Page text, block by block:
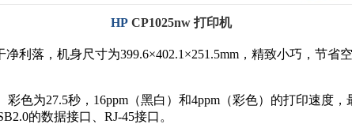
HP CP1025nw打印机
利落，机身尺寸为399.6×402.1×251.5mm，精致小巧，节省
色为27.5秒，16ppm（黑白）和4ppm（彩色）的打印速度
的数据接口、RJ-45接口。